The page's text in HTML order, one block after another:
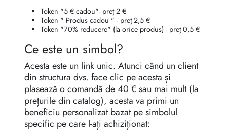
Token "5 € cadou"- preț 2 €
Token " Produs cadou " - preț 2,5 €
Token "70% reducere" (la orice produs) - preț 0,5 €
Ce este un simbol?
Acesta este un link unic. Atunci când un client
din structura dvs. face clic pe acesta și
plasează o comandă de 40 € sau mai mult (la
prețurile din catalog), acesta va primi un
beneficiu personalizat bazat pe simbolul
specific pe care l-ați achiziționat: